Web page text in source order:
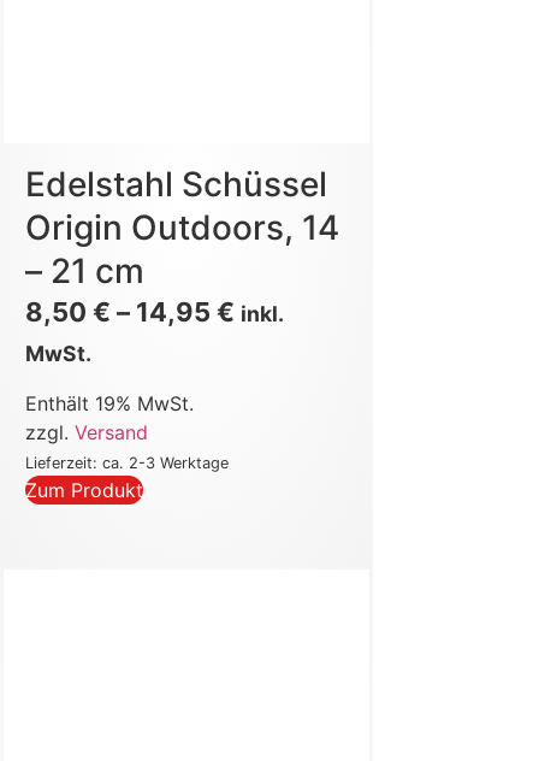
Edelstahl Schüssel
Origin Outdoors, 14
– 21 cm
8,50€ – 14,95€ inkl.
MwSt.
Enthält 19% MwSt.
zzgl.Versand
Lieferzeit: ca. 2-3 Werktage
Zum Produkt